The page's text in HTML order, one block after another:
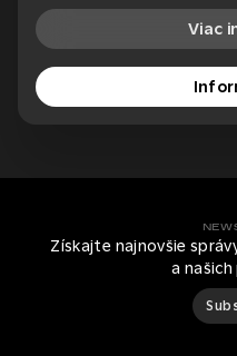
Viac
Získajte najnovšie
a